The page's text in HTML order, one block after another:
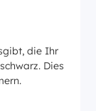
die Ihr
Dies